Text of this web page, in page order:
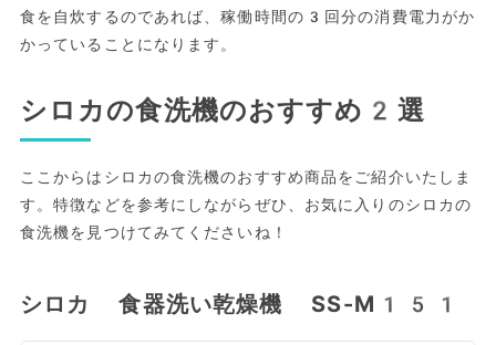
食を自炊するのであれば、稼働時間の3回分の消費電力がか
かっていることになります。
シロカの食洗機のおすすめ2選
ここからはシロカの食洗機のおすすめ商品をご紹介いたしま
す。特徴などを参考にしながらぜひ、お気に入りのシロカの
食洗機を見つけてみてくださいね！
シロカ 食器洗い乾燥機 SS-M151